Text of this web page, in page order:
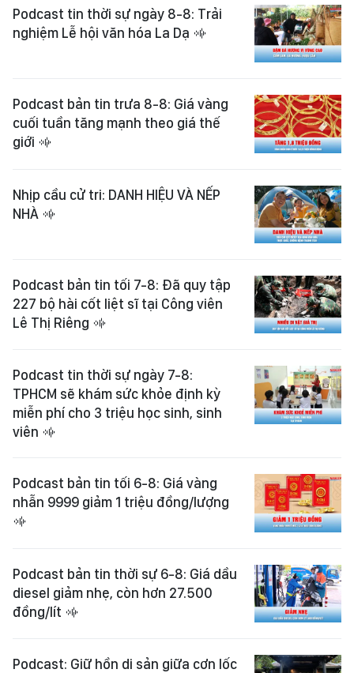
Podcast tin thời sự ngày 8-8: Trải
nghiệm Lễ hội văn hóa La Dạ
Podcast bản tin trưa 8-8: Giá vàng
cuối tuần tăng mạnh theo giá thế
giới
Nhịp cầu cử tri: DANH HIỆU VÀ NẾP
NHÀ
Podcast bản tin tối 7-8: Đã quy tập
227 bộ hài cốt liệt sĩ tại Công viên
Lê Thị Riêng
Podcast tin thời sự ngày 7-8:
TPHCM sẽ khám sức khỏe định kỳ
miễn phí cho 3 triệu học sinh, sinh
viên
Podcast bản tin tối 6-8: Giá vàng
nhẫn 9999 giảm 1 triệu đồng/lượng
Podcast bản tin thời sự 6-8: Giá dầu
diesel giảm nhẹ, còn hơn 27.500
đồng/lít
Podcast: Giữ hồn di sản giữa cơn lốc